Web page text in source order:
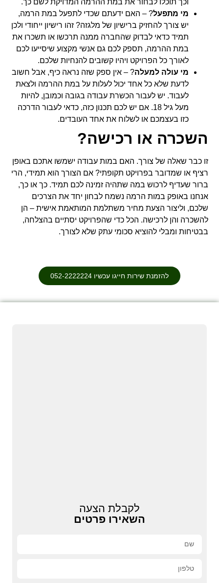
לקבלת הצעה
השאירו פרטים
מי מתפעל? – האם ידעתם שכדי לתפעל במת הרמה,
יש צורך להחזיק ברישיון של מלגזה? זהו רישיון ייחודי ולכן
תמיד כדאי לבדוק שהחברה ממנה תרכשו או תשכרו את
במת ההרמה, תספק לכם גם אנשי מקצוע שיסייעו לכם
לאורך כל הפרויקט ויהיו קשובים להנחיות שלכם.
מי עולה למעלה? – אין ספק שזה נראה כיף, אבל חשוב
לדעת שלא כל אחד יכול לעלות על במת ההרמה ולצאת
לעבוד. יש לעבור הכשרת עבודה בגובה וכמובן, להיות
מעל גיל 18. אם יש לכם תכנון כזה, כדאי לעבור הדרכה
כזו בעצמכם או לשלוח את אחד העובדים.
השכרה או רכישה?
זו כבר שאלה של צורך. האם במות עבודה ישמשו אתכם באופן
רציף או שמדובר בפרויקט תקופתי? אם הצורך הוא תמידי, הרי
ברור שעדיף לרכוש במה שתהיה זמינה לכם תמיד. כך או כך,
אנחנו באופק במות הרמה נשמח לבחון יחד את הצרכים
שלכם, וליצור הצעת מחיר משתלמת המותאמת אישית – הן
להשכרה והן לרכישה. הכל כדי שהפרויקט יסתיים בהצלחה,
בבטיחות ומבלי להוציא סכומי עתק שלא לצורך.
להזמנת שירות חייגו עכשיו 052-2222224⁩